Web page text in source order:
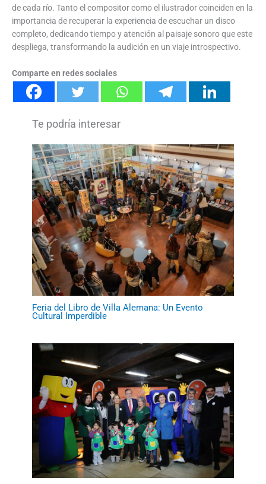
de cada río. Tanto el compositor como el ilustrador coinciden en la
importancia de recuperar la experiencia de escuchar un disco
completo, dedicando tiempo y atención al paisaje sonoro que este
despliega, transformando la audición en un viaje introspectivo.
Comparte en redes sociales
Feria del Libro de Villa Alemana: Un Evento
Cultural Imperdible